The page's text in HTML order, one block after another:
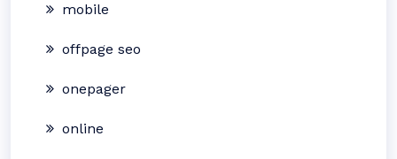
mobile
offpage seo
onepager
online